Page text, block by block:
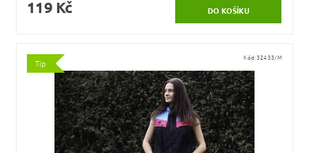
119 Kč
Tip
Kód:32433/M